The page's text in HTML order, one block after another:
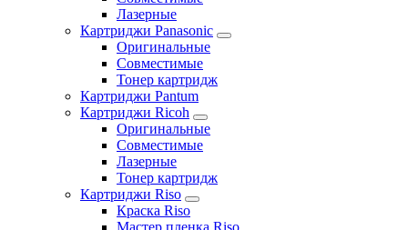
Лазерные
Картриджи Panasonic
Оригинальные
Совместимые
Тонер картридж
Картриджи Pantum
Картриджи Ricoh
Оригинальные
Совместимые
Лазерные
Тонер картридж
Картриджи Riso
Краска Riso
Мастер пленка Riso